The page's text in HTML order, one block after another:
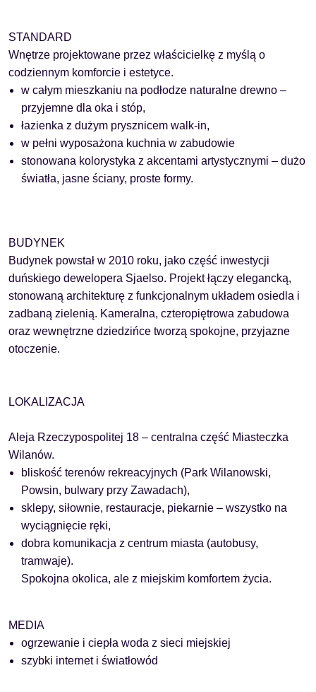
STANDARD
Wnętrze projektowane przez właścicielkę z myślą o
codziennym komforcie i estetyce.
w całym mieszkaniu na podłodze naturalne drewno –
przyjemne dla oka i stóp,
łazienka z dużym prysznicem walk-in,
w pełni wyposażona kuchnia w zabudowie
stonowana kolorystyka z akcentami artystycznymi – dużo
światła, jasne ściany, proste formy.
BUDYNEK
Budynek powstał w 2010 roku, jako część inwestycji
duńskiego dewelopera Sjaelso. Projekt łączy elegancką,
stonowaną architekturę z funkcjonalnym układem osiedla i
zadbaną zielenią. Kameralna, czteropiętrowa zabudowa
oraz wewnętrzne dziedzińce tworzą spokojne, przyjazne
otoczenie.
LOKALIZACJA
Aleja Rzeczypospolitej 18 – centralna część Miasteczka
Wilanów.
bliskość terenów rekreacyjnych (Park Wilanowski,
Powsin, bulwary przy Zawadach),
sklepy, siłownie, restauracje, piekarnie – wszystko na
wyciągnięcie ręki,
dobra komunikacja z centrum miasta (autobusy,
tramwaje).
Spokojna okolica, ale z miejskim komfortem życia.
MEDIA
ogrzewanie i ciepła woda z sieci miejskiej
szybki internet i światłowód